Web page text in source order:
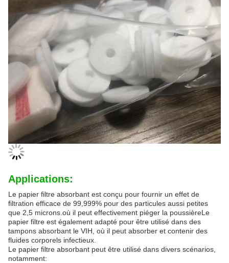
Applications:
Le papier filtre absorbant est conçu pour fournir un effet de
filtration efficace de 99,999% pour des particules aussi petites
que 2,5 microns.où il peut effectivement piéger la poussièreLe
papier filtre est également adapté pour être utilisé dans des
tampons absorbant le VIH, où il peut absorber et contenir des
fluides corporels infectieux.
Le papier filtre absorbant peut être utilisé dans divers scénarios,
notamment: